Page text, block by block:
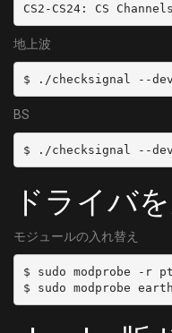
CS2-CS24: CS Channels
地上波
$ ./checksignal --
BS
$ ./checksignal --
ドライバ
モジュールの入れ替え
$ sudo modprobe -r
$ sudo modprobe